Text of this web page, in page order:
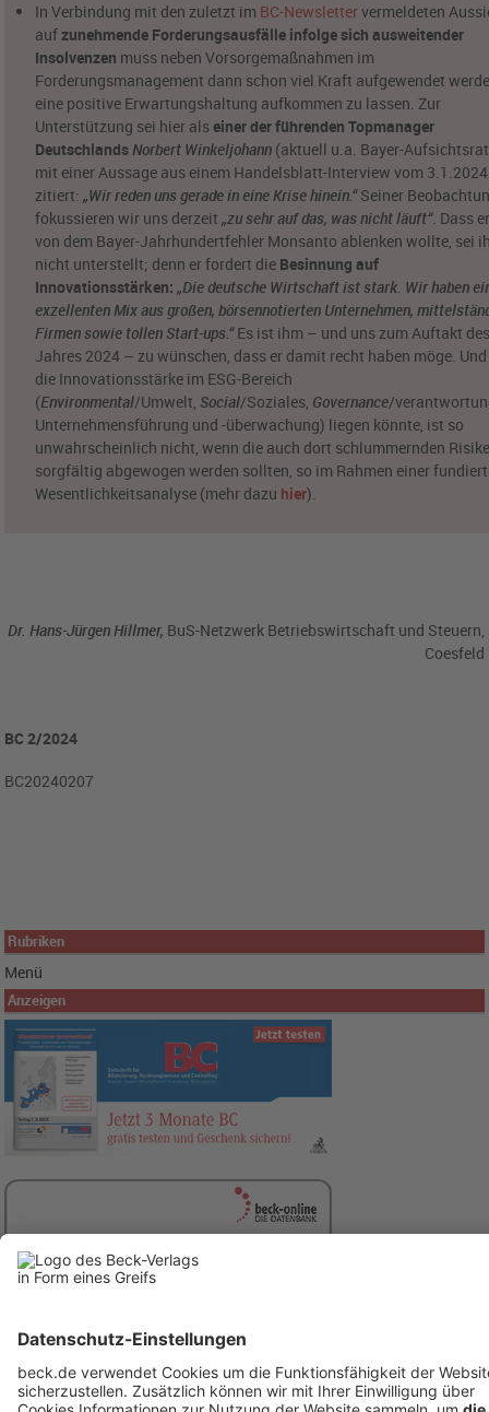
In Verbindung mit den zuletzt im BC-Newslettervermeldeten
aufzunehmende Forderungsausfälle infolge sich ausweitender
Insolvenzen muss neben Vorsorgemaßnahmen im
Forderungsmanagement dann schon viel Kraft aufgewendet
eine positive Erwartungshaltung aufkommen zu lassen. Zur
Unterstützung sei hier alseiner der führenden Topmanager
DeutschlandsNorbert Winkeljohann (aktuell u.a. Bayer-
mit einer Aussage aus einem Handelsblatt-Interview vom 3.1.2024
zitiert:„Wir reden uns gerade in eine Krise hinein.“Seiner
fokussieren wir uns derzeit„zu sehr auf das, was nicht läuft“. Dass
von dem Bayer-Jahrhundertfehler Monsanto ablenken wollte, sei
nicht unterstellt; denn er fordert die Besinnung auf
Innovationsstärken: „Die deutsche Wirtschaft ist stark. Wir haben
exzellenten Mix aus großen, börsennotierten Unternehmen,
Firmen sowie tollen Start-ups.“Es ist ihm – und uns zum Auftakt
Jahres 2024 – zu wünschen, dass er damit recht haben möge.
die Innovationsstärke im ESG-Bereich
(Environmental/Umwelt, Social/Soziales, Governance/
Unternehmensführung und -überwachung) liegen könnte, ist so
unwahrscheinlich nicht, wenn die auch dort schlummernden
sorgfältig abgewogen werden sollten, so im Rahmen einer
Wesentlichkeitsanalyse (mehr dazu hier).
Dr. Hans-Jürgen Hillmer, BuS-Netzwerk Betriebswirtschaft und Steuern,
Coesfeld
BC 2/2024
BC20240207
Rubriken
Menü
Anzeigen
Menü